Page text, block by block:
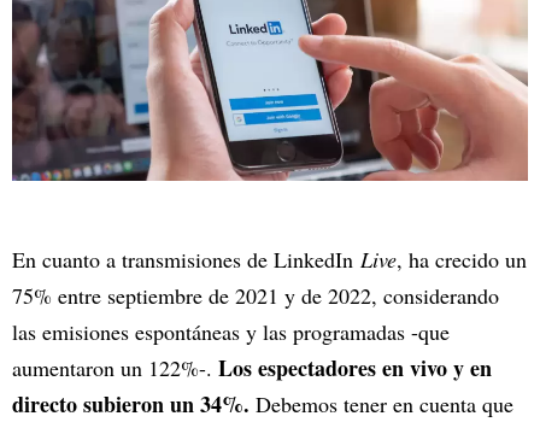
En cuanto a transmisiones de LinkedIn Live, ha crecido un
75% entre septiembre de 2021 y de 2022, considerando
las emisiones espontáneas y las programadas -que
aumentaron un 122%-. Los espectadores en vivo y en
directo subieron un 34%. Debemos tener en cuenta que